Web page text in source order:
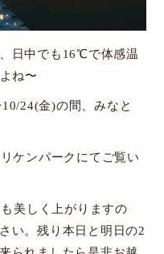
日中でも16℃で体感温
ね〜
24(金)の間、みなと
ケンパークにてご覧い
美しく上がりますの
い。残り本日と明日の2